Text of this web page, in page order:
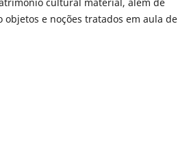
e noções tratados em aula de